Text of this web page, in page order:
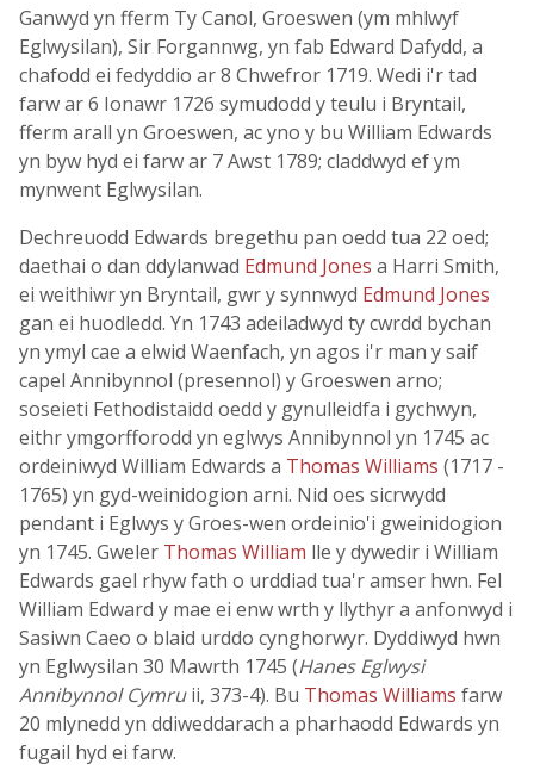
Ganwyd yn fferm Ty Canol, Groeswen (ym mhlwyf
Eglwysilan), Sir Forgannwg, yn fab Edward Dafydd, a
chafodd ei fedyddio ar 8 Chwefror 1719. Wedi i'r tad
farw ar 6 Ionawr 1726 symudodd y teulu i Bryntail,
fferm arall yn Groeswen, ac yno y bu William Edwards
yn byw hyd ei farw ar 7 Awst 1789; claddwyd ef ym
mynwent Eglwysilan.
Dechreuodd Edwards bregethu pan oedd tua 22 oed;
daethai o dan ddylanwad Edmund Jones a Harri Smith,
ei weithiwr yn Bryntail, gwr y synnwyd Edmund Jones
gan ei huodledd. Yn 1743 adeiladwyd ty cwrdd bychan
yn ymyl cae a elwid Waenfach, yn agos i'r man y saif
capel Annibynnol (presennol) y Groeswen arno;
soseieti Fethodistaidd oedd y gynulleidfa i gychwyn,
eithr ymgorfforodd yn eglwys Annibynnol yn 1745 ac
ordeiniwyd William Edwards a Thomas Williams (1717 -
1765) yn gyd-weinidogion arni. Nid oes sicrwydd
pendant i Eglwys y Groes-wen ordeinio'i gweinidogion
yn 1745. Gweler Thomas William lle y dywedir i William
Edwards gael rhyw fath o urddiad tua'r amser hwn. Fel
William Edward y mae ei enw wrth y llythyr a anfonwyd i
Sasiwn Caeo o blaid urddo cynghorwyr. Dyddiwyd hwn
yn Eglwysilan 30 Mawrth 1745 (Hanes Eglwysi
Annibynnol Cymruii, 373-4). Bu Thomas Williams farw
20 mlynedd yn ddiweddarach a pharhaodd Edwards yn
fugail hyd ei farw.